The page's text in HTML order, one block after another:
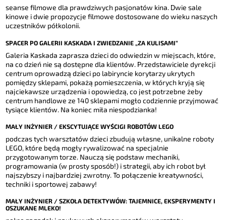
seanse filmowe dla prawdziwych pasjonatów kina. Dwie sale
kinowe i dwie propozycje filmowe dostosowane do wieku naszych
uczestników półkolonii.
SPACER PO GALERII KASKADA I ZWIEDZANIE „ZA KULISAMI”
Galeria Kaskada zaprasza dzieci do odwiedzin w miejscach, które,
na co dzień nie są dostępne dla klientów. Przedstawiciele dyrekcji
centrum oprowadzą dzieci po labiryncie korytarzy ukrytych
pomiędzy sklepami, pokażą pomieszczenia, w których kryją się
najciekawsze urządzenia i opowiedzą, co jest potrzebne żeby
centrum handlowe ze 140 sklepami mogło codziennie przyjmować
tysiące klientów. Na koniec miła niespodzianka!
MAŁY INŻYNIER / EKSCYTUJĄCE WYŚCIGI ROBOTÓW LEGO
podczas tych warsztatów dzieci zbudują własne, unikalne roboty
LEGO, które będą mogły rywalizować na specjalnie
przygotowanym torze. Nauczą się podstaw mechaniki,
programowania (w prosty sposób!) i strategii, aby ich robot był
najszybszy i najbardziej zwrotny. To połączenie kreatywności,
techniki i sportowej zabawy!
MAŁY INŻYNIER / SZKOŁA DETEKTYWÓW: TAJEMNICE, EKSPERYMENTY I
OSZUKANE MLEKO!